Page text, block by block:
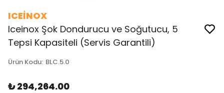
ICEİNOX
Iceinox Şok Dondurucu ve Soğutucu, 5
Tepsi Kapasiteli (Servis Garantili)
Ürün Kodu: BLC.5.0
₺ 294,264.00